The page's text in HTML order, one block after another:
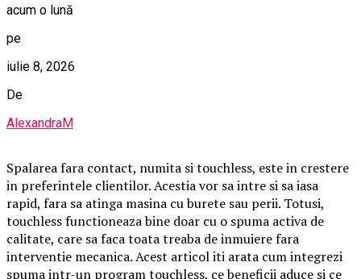
acum o lună
pe
iulie 8, 2026
De
AlexandraM
Spalarea fara contact, numita si touchless, este in crestere
in preferintele clientilor. Acestia vor sa intre si sa iasa
rapid, fara sa atinga masina cu burete sau perii. Totusi,
touchless functioneaza bine doar cu o spuma activa de
calitate, care sa faca toata treaba de inmuiere fara
interventie mecanica. Acest articol iti arata cum integrezi
spuma intr-un program touchless, ce beneficii aduce si ce